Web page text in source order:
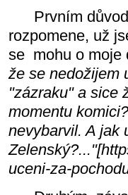
Prvním
rozpomene, už
se mohu o moje
že se nedožijem
"zázraku" a sice
momentu
nevybarvil. A jak
uceni-za-